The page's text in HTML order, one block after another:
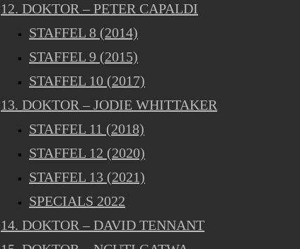
12. DOKTOR – PETER CAPALDI
STAFFEL 8 (2014)
STAFFEL 9 (2015)
STAFFEL 10 (2017)
13. DOKTOR – JODIE WHITTAKER
STAFFEL 11 (2018)
STAFFEL 12 (2020)
STAFFEL 13 (2021)
SPECIALS 2022
14. DOKTOR – DAVID TENNANT